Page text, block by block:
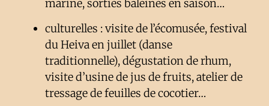
marine, sorties baleines en saison…
culturelles : visite de l’écomusée, festival
du Heiva en juillet (danse
traditionnelle), dégustation de rhum,
visite d’usine de jus de fruits, atelier de
tressage de feuilles de cocotier…